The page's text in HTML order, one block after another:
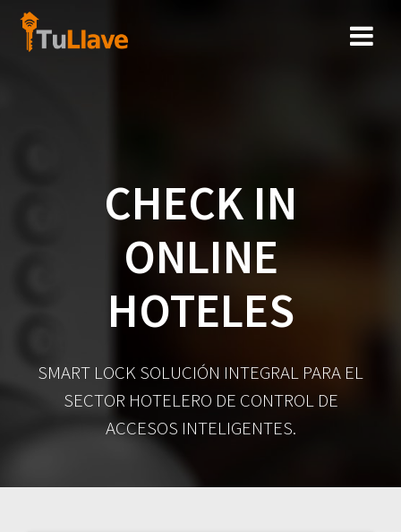
CHECK IN
ONLINE
HOTELES
SMART LOCK SOLUCIÓN INTEGRAL PARA EL
SECTOR HOTELERO DE CONTROL DE
ACCESOS INTELIGENTES.